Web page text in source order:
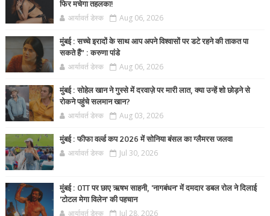
फिर मचेगा तहलका!
आर्यावर्त डेस्क Aug 06, 2026
मुंबई : सच्चे इरादों के साथ आप अपने विश्वासों पर डटे रहने की ताकत पा
सकते हैं” : करुणा पांडे
आर्यावर्त डेस्क Aug 06, 2026
मुंबई : सोहेल खान ने गुस्से में दरवाज़े पर मारी लात, क्या उन्हें शो छोड़ने से
रोकने पहुंचे सलमान खान?
आर्यावर्त डेस्क Aug 03, 2026
मुंबई : फीफा वर्ल्ड कप 2026 में सोनिया बंसल का ग्लैमरस जलवा
आर्यावर्त डेस्क Jul 30, 2026
मुंबई : OTT पर छाए ऋषभ साहनी, 'नागबंधन' में दमदार डबल रोल ने दिलाई
'टोटल मेगा विलेन' की पहचान
आर्यावर्त डेस्क Jul 28, 2026